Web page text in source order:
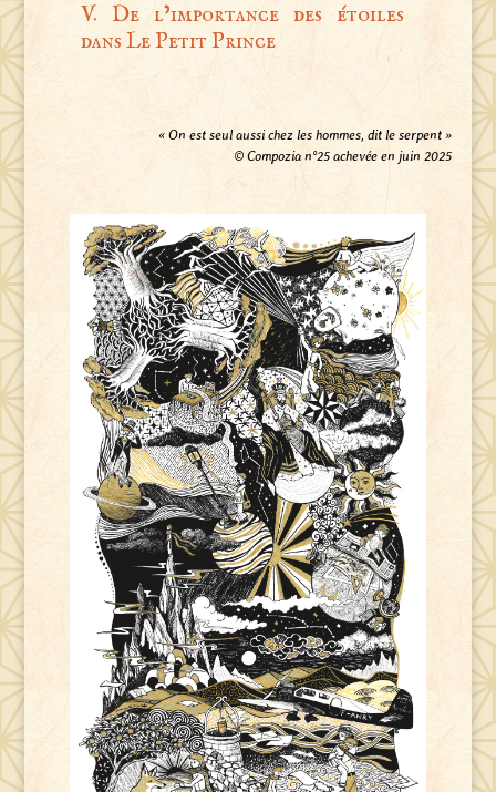
V. De l’importance des étoiles
dans Le Petit Prince
« On est seul aussi chez les hommes, dit le serpent »
© Compozia n°25 achevée en juin 2025